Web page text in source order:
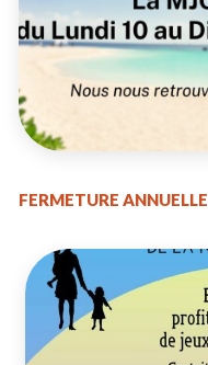
FERMETURE ANNUELLE